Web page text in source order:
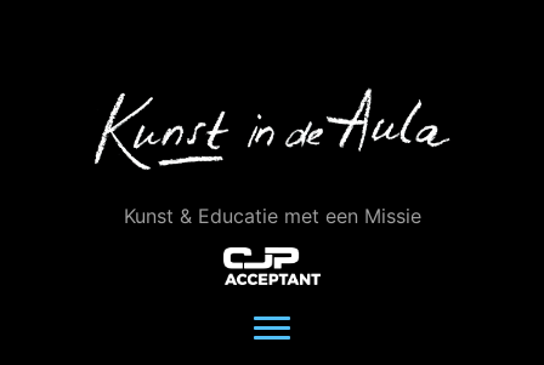
Kunst & Educatie met een Missie